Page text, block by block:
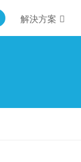
解決方案